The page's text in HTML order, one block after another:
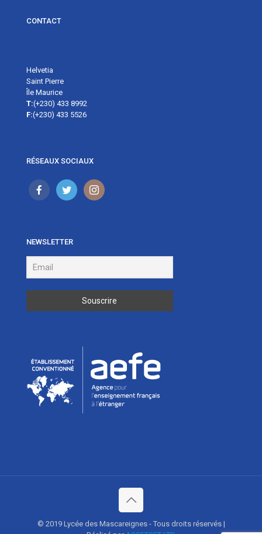
CONTACT
Helvetia
Saint Pierre
Île Maurice
T:(+230) 433 8992
F:(+230) 433 5526
RÉSEAUX SOCIAUX
NEWSLETTER
© 2019 Lycée des Mascareignes - Tous droits réservés |